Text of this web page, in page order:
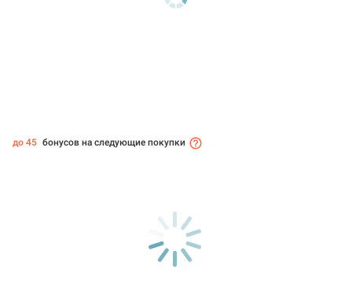
до 45 бонусов на следующие покупки